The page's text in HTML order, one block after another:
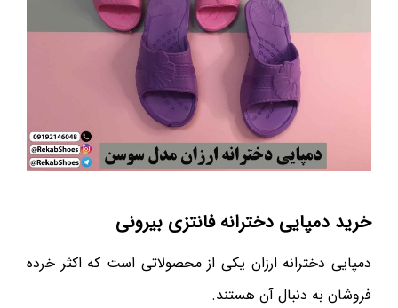
خرید دمپایی دخترانه فانتزی بیرونی
دمپایی دخترانه ارزان یکی از محصولاتی است که اکثر خرده
فروشان به دنبال آن هستند.